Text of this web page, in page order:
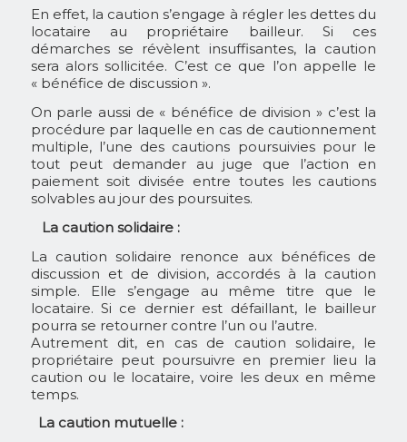
En effet, la caution s’engage à régler les dettes du
locataire au propriétaire bailleur. Si ces
démarches se révèlent insuffisantes, la caution
sera alors sollicitée. C’est ce que l’on appelle le
« bénéfice de discussion ».
On parle aussi de « bénéfice de division » c’est la
procédure par laquelle en cas de cautionnement
multiple, l’une des cautions poursuivies pour le
tout peut demander au juge que l’action en
paiement soit divisée entre toutes les cautions
solvables au jour des poursuites.
La caution solidaire :
La caution solidaire renonce aux bénéfices de
discussion et de division, accordés à la caution
simple. Elle s’engage au même titre que le
locataire. Si ce dernier est défaillant, le bailleur
pourra se retourner contre l’un ou l’autre.
Autrement dit, en cas de caution solidaire, le
propriétaire peut poursuivre en premier lieu la
caution ou le locataire, voire les deux en même
temps.
La caution mutuelle :